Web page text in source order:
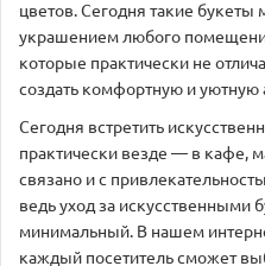
цветов. Сегодня такие букеты
украшением любого
которые практически не
создать комфортную и уютную
Сегодня встретить
практически везде — в кафе,
связано и с
ведь уход за искусственными
минимальный. В нашем
каждый посетитель сможет